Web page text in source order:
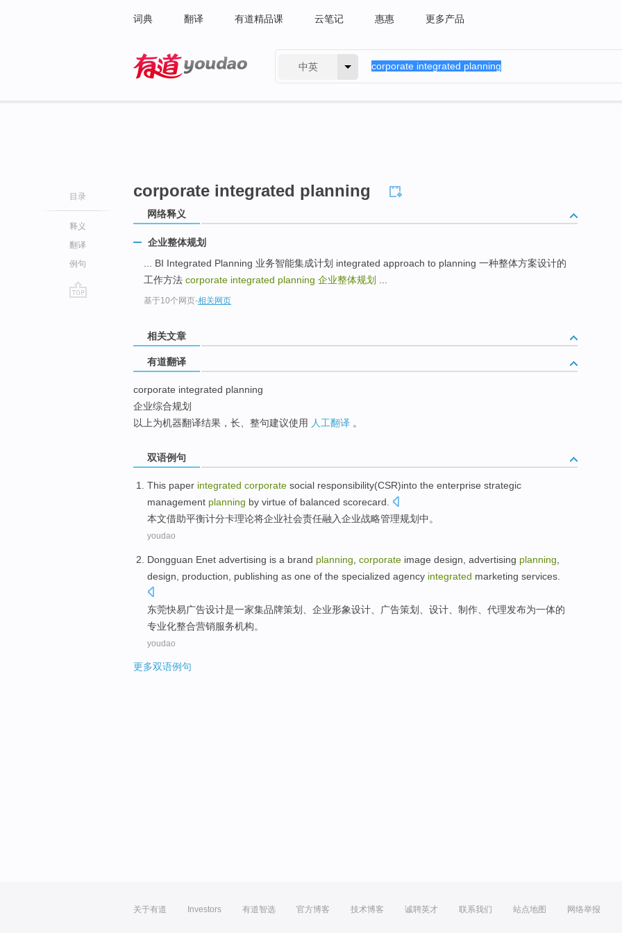
词典 翻译 有道精品课 云笔记 惠惠 更多产品
中英
目录
释义
翻译
例句
corporate integrated planning
网络释义
企业整体规划
... BI Integrated Planning 业务智能集成计划 integrated approach to planning 一种整体方案设计的
工作方法 corporate integrated planning 企业整体规划
基于10个网页-相关网页
相关文章
有道翻译
corporate integrated planning
企业综合规划
以上为机器翻译结果，长、整句建议使用 人工翻译 。
双语例句
This paper integrated corporate social responsibility(CSR)into the enterprise strategic
management planning by virtue of balanced scorecard
本文借助平衡计分卡理论将企业社会责任融入企业战略管理规划中。
youdao
Dongguan Enet advertising is a brand planning corporate image design , advertising planning
design
production publishing as one of the specialized agency integrated marketing services
东莞快易广告设计是一家集品牌策划 企业形象设计 、广告策划、设计、 制作 代理发布为一体的
专业化整合营销服务机构。
youdao
更多双语例句
关于有道 Investors 有道智选 官方博客 技术博客 诚聘英才 联系我们 站点地图 网络举报